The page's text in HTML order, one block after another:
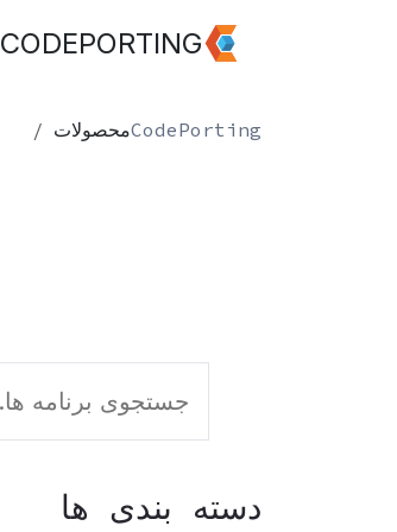
CODEPORTING
CodePortingمحصولات
دسته بندی ها